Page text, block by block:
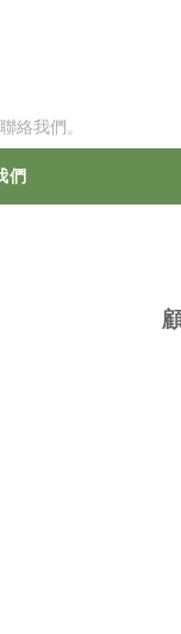
絡我們。
們